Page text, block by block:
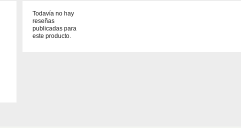
Todavía no hay
reseñas
publicadas para
este producto.